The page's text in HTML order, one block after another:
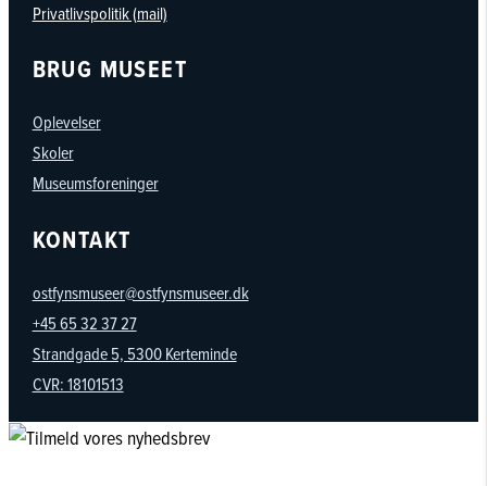
Privatlivspolitik (mail)
BRUG MUSEET
Oplevelser
Skoler
Museumsforeninger
KONTAKT
ostfynsmuseer@ostfynsmuseer.dk
+45 65 32 37 27
Strandgade 5, 5300 Kerteminde
CVR: 18101513